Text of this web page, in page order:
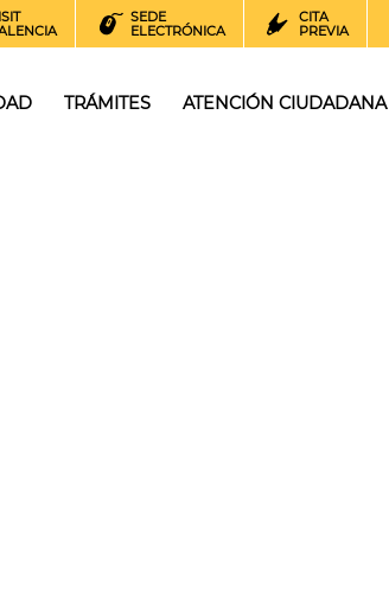
SEDE
ELECTRÓNICA
CITA
PREVIA
TRÁMITES ATENCIÓN CIUDADANA